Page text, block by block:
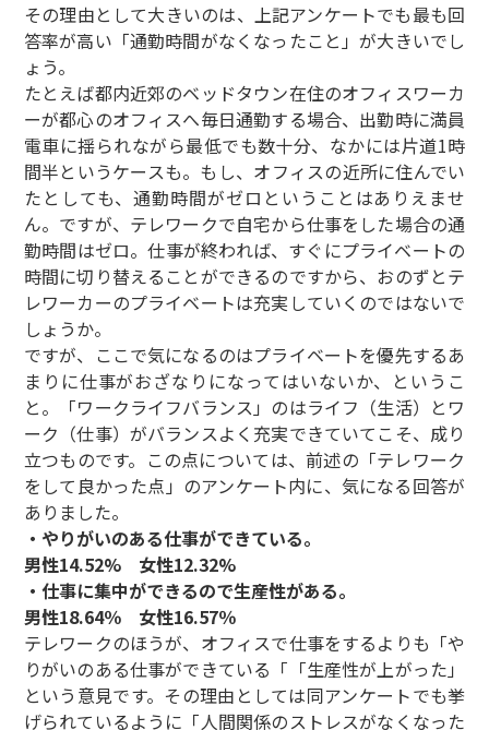
その理由として大きいのは、上記アンケートでも最も回
答率が高い「通勤時間がなくなったこと」が大きいでし
ょう。
たとえば都内近郊のベッドタウン在住のオフィスワーカ
ーが都心のオフィスへ毎日通勤する場合、出勤時に満員
電車に揺られながら最低でも数十分、なかには片道1時
間半というケースも。もし、オフィスの近所に住んでい
たとしても、通勤時間がゼロということはありえませ
ん。ですが、テレワークで自宅から仕事をした場合の通
勤時間はゼロ。仕事が終われば、すぐにプライベートの
時間に切り替えることができるのですから、おのずとテ
レワーカーのプライベートは充実していくのではないで
しょうか。
ですが、ここで気になるのはプライベートを優先するあ
まりに仕事がおざなりになってはいないか、というこ
と。「ワークライフバランス」のはライフ（生活）とワ
ーク（仕事）がバランスよく充実できていてこそ、成り
立つものです。この点については、前述の「テレワーク
をして良かった点」のアンケート内に、気になる回答が
ありました。
・やりがいのある仕事ができている。
男性14.52% 女性12.32%
・仕事に集中ができるので生産性がある。
男性18.64％ 女性16.57％
テレワークのほうが、オフィスで仕事をするよりも「や
りがいのある仕事ができている「「生産性が上がった」
という意見です。その理由としては同アンケートでも挙
げられているように「人間関係のストレスがなくなった